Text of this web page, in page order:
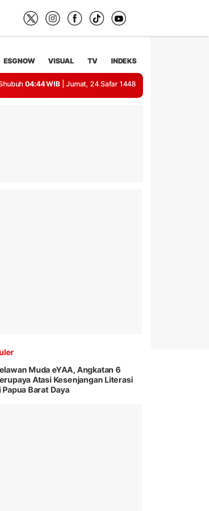
ESGNOW VISUAL TV INDEKS
04:44 WIB | Jumat, 24 Safar 1448
Muda eYAA, Angkatan 6
Atasi Kesenjangan Literasi
Papua Barat Daya